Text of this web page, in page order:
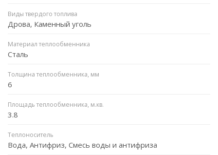
Виды твердого топлива
Дрова, Каменный уголь
Материал теплообменника
Сталь
Толщина теплообменника, мм
6
Площадь теплообменника, м.кв.
3.8
Теплоноситель
Вода, Антифриз, Смесь воды и антифриза